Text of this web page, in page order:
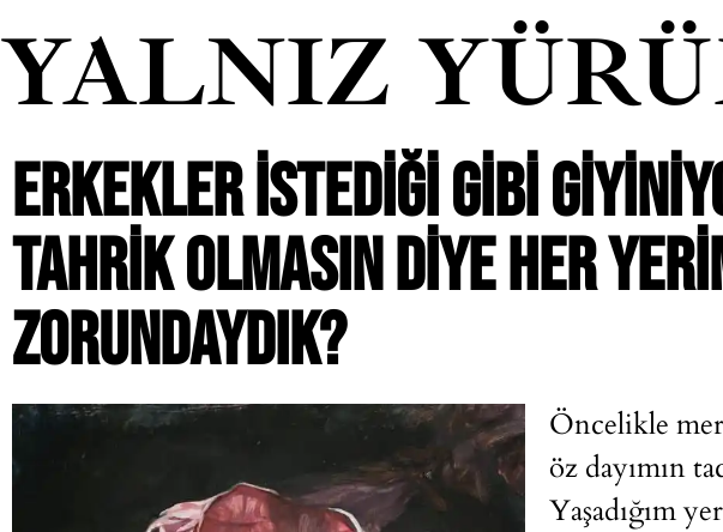
YALNIZ
ERKEKLER ISTEDIĞI GIBI
TAHRIK OLMASIN DIYE HER
ZORUNDAYDIK?
Öncelikle
öz dayımın
Yaşadığım